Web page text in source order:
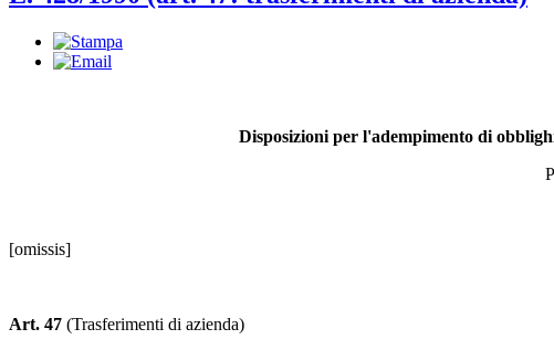
Disposizioni per l'adempimento di
[omissis]
Art. 47 (Trasferimenti di azienda)